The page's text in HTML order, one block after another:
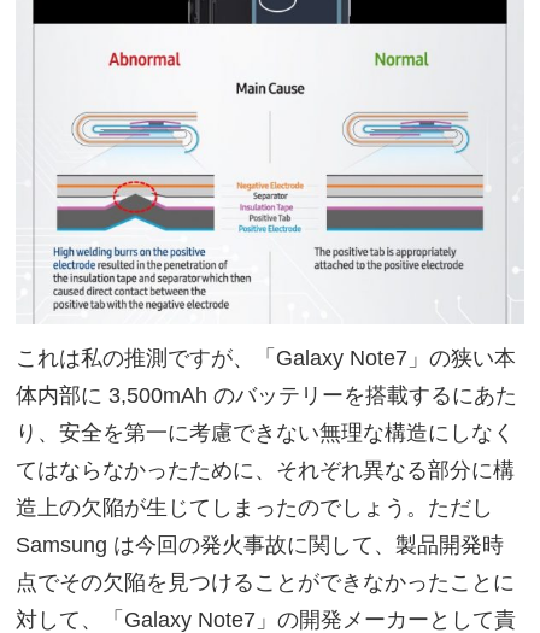
これは私の推測ですが、「Galaxy Note7」の狭い本
体内部に 3,500mAh のバッテリーを搭載するにあた
り、安全を第一に考慮できない無理な構造にしなく
てはならなかったために、それぞれ異なる部分に構
造上の欠陥が生じてしまったのでしょう。ただし
Samsung は今回の発火事故に関して、製品開発時
点でその欠陥を見つけることができなかったことに
対して、「Galaxy Note7」の開発メーカーとして責